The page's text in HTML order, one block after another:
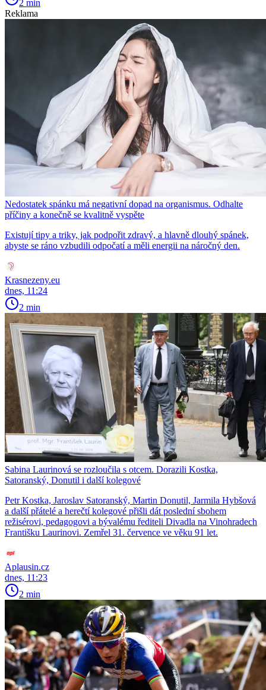
2 min
Reklama
Nedostatek spánku má negativní dopad na organismus. Odhalte
příčiny a konečně se kvalitně vyspěte
Existují tipy a triky, jak podpořit zdravý, a hlavně dlouhý spánek,
abyste se ráno vzbudili odpočatí a měli energii na náročný den.
Krasnezeny.eu
dnes, 11:24
2 min
Sabina Laurinová se rozloučila s otcem. Dorazili Kostka,
Satoranský, Donutil i další kolegové
Petr Kostka, Jaroslav Satoranský, Martin Donutil, Jarmila Hybšová
a další přátelé a herečtí kolegové přišli dát poslední sbohem
režisérovi, pedagogovi a bývalému řediteli Divadla na Vinohradech
Františku Laurinovi. Zemřel 31. července ve věku 91 let.
Aplausin.cz
dnes, 11:23
2 min